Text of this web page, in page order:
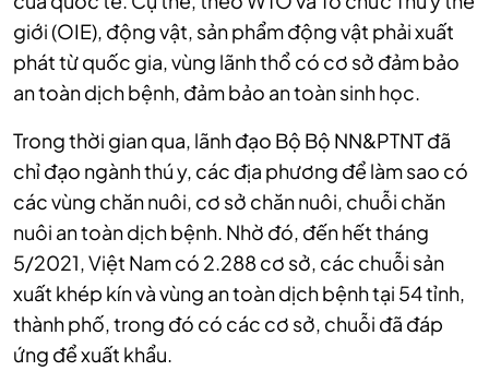
giới (OIE), động vật, sản phẩm động vật phải xuất
phát từ quốc gia, vùng lãnh thổ có cơ sở đảm bảo
an toàn dịch bệnh, đảm bảo an toàn sinh học.
Trong thời gian qua, lãnh đạo Bộ Bộ NN&PTNT đã
chỉ đạo ngành thú y, các địa phương để làm sao có
các vùng chăn nuôi, cơ sở chăn nuôi, chuỗi chăn
nuôi an toàn dịch bệnh. Nhờ đó, đến hết tháng
5/2021, Việt Nam có 2.288 cơ sở, các chuỗi sản
xuất khép kín và vùng an toàn dịch bệnh tại 54 tỉnh,
thành phố, trong đó có các cơ sở, chuỗi đã đáp
ứng để xuất khẩu.